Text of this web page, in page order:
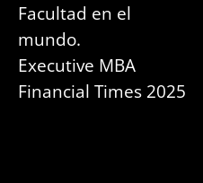
Facultad en el
mundo.
Executive MBA
Financial Times 2025